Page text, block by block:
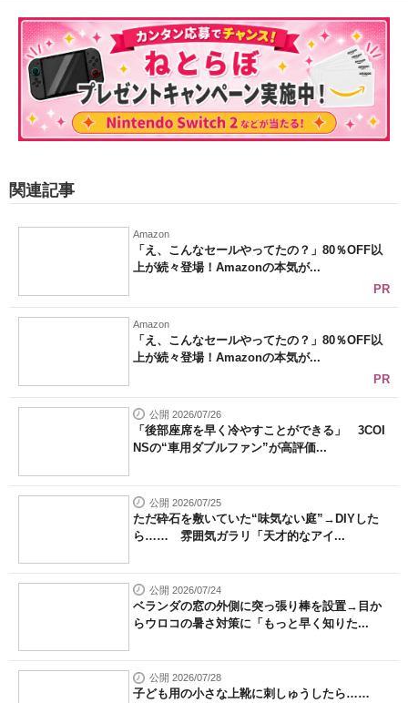
関連記事
Amazon
「え、こんなセールやってたの？」80％OFF以
上が続々登場！Amazonの本気が...
PR
Amazon
「え、こんなセールやってたの？」80％OFF以
上が続々登場！Amazonの本気が...
PR
公開 2026/07/26
「後部座席を早く冷やすことができる」 3COI
NSの“車用ダブルファン”が高評価...
公開 2026/07/25
ただ砕石を敷いていた“味気ない庭”→DIYした
ら…… 雰囲気ガラリ「天才的なアイ...
公開 2026/07/24
ベランダの窓の外側に突っ張り棒を設置→目か
らウロコの暑さ対策に「もっと早く知りた...
公開 2026/07/28
子ども用の小さな上靴に刺しゅうしたら……